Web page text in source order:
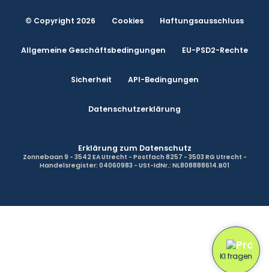
© Copyright 2026 Cookies Haftungsausschluss
Allgemeine Geschäftsbedingungen EU-PSD2-Rechte
Sicherheit API-Bedingungen
Datenschutzerklärung
Erklärung zum Datenschutz
Zonnebaan 9 - 3542 EA Utrecht - Postfach 8257 - 3503 RG Utrecht -
Handelsregister: 04060983 - USt-IdNr.: NL808888614.B01